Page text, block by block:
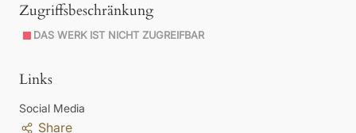
Zugriffsbeschränkung
DAS WERK IST NICHT ZUGREIFBAR
Links
Social Media
Share